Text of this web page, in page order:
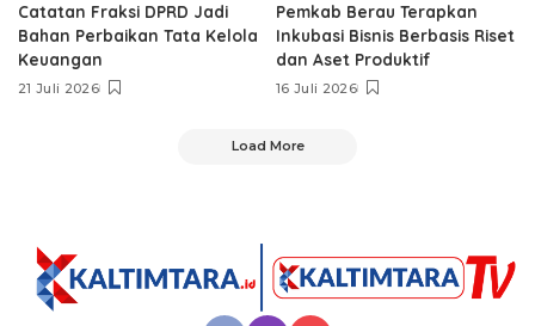
Catatan Fraksi DPRD Jadi
Bahan Perbaikan Tata Kelola
Keuangan
21 Juli 2026
Pemkab Berau Terapkan
Inkubasi Bisnis Berbasis Riset
dan Aset Produktif ‎
16 Juli 2026
Load More